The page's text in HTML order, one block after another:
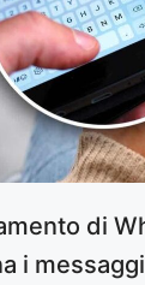
di
i